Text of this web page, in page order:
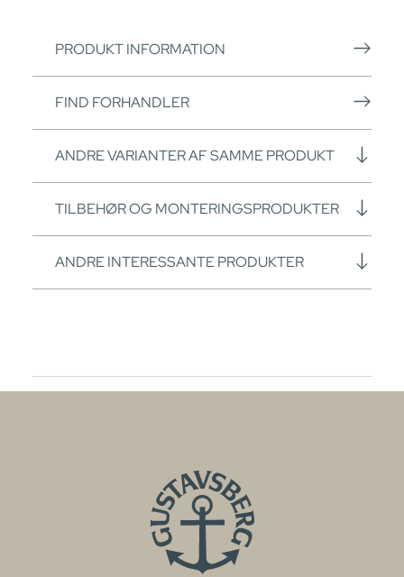
PRODUKT INFORMATION
FIND FORHANDLER
ANDRE VARIANTER AF SAMME PRODUKT
TILBEHØR OG MONTERINGSPRODUKTER
ANDRE INTERESSANTE PRODUKTER